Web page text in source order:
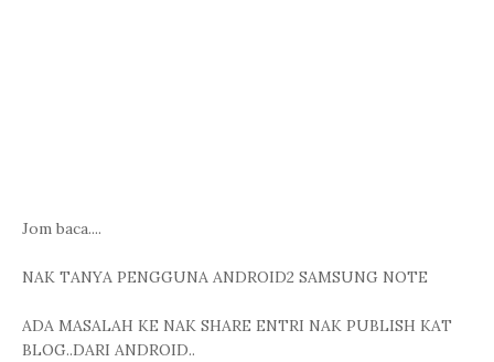
Jom baca....
NAK TANYA PENGGUNA ANDROID2 SAMSUNG NOTE
ADA MASALAH KE NAK SHARE ENTRI NAK PUBLISH KAT
BLOG..DARI ANDROID..